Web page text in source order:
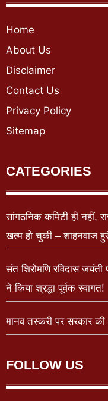
Home
About Us
Disclaimer
Contact Us
Privacy Policy
Sitemap
CATEGORIES
सांगठनिक कमिटी ही नहीं,
खत्म हो चुकी – शाहनवाज
संत शिरोमणि रविदास जयंती
ने किया श्रद्धा पूर्वक स्वागत!
मानव तस्करी पर सरकार की
FOLLOW US